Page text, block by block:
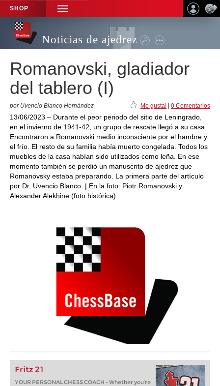
SHOP
TOGGLE
NAVIGATION
Noticias de ajedrez
Romanovski, gladiador
del tablero (I)
por Uvencio Blanco Hernández Me gusta! 0 Comentarios
13/06/2023 – Durante el peor periodo del sitio de Leningrado,
en el invierno de 1941-42, un grupo de rescate llegó a su casa.
Encontraron a Romanovski medio inconsciente por el hambre y
el frío. El resto de su familia había muerto congelada. Todos los
muebles de la casa habían sido utilizados como leña. En ese
momento también se perdió un manuscrito de ajedrez que
Romanovsky estaba preparando. La primera parte del artículo
por Dr. Uvencio Blanco. | En la foto: Piotr Romanovski y
Alexander Alekhine (foto histórica)
Fritz 21
YOUR PERSONAL CHESS COACH - Whether you’re